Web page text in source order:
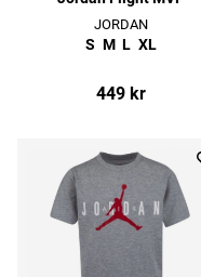
JORDAN
S M L XL
449 kr